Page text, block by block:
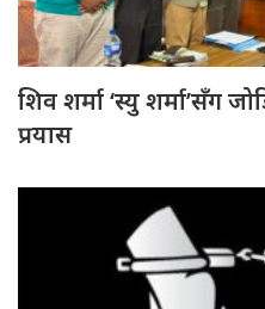
शिव शर्मा ‘स्यु शर्मा’सँग
प्रयास